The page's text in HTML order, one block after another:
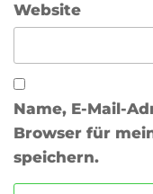
Website
Name, E-Mail-
Browser für
speichern.